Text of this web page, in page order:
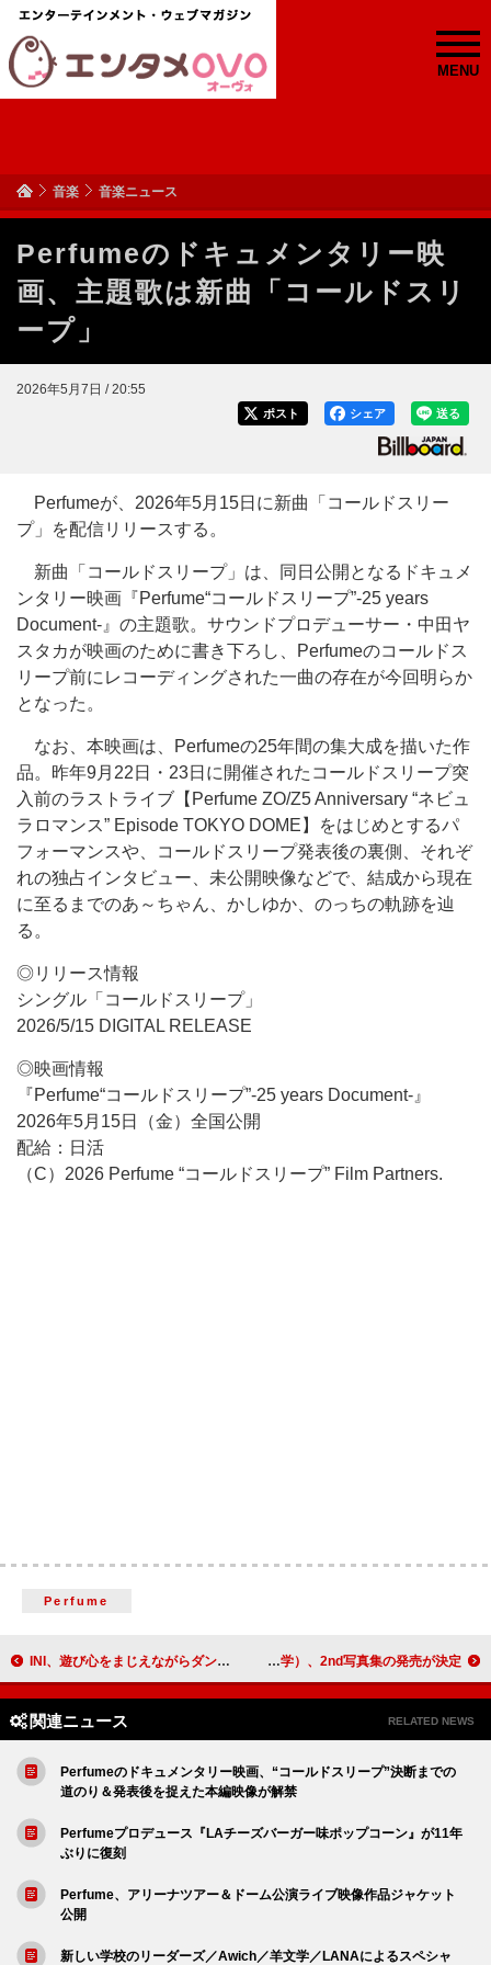
MENU
音楽 音楽ニュース
Perfumeのドキュメンタリー映
画、主題歌は新曲「コールドスリ
ープ」
2026年5月7日 / 20:55
送る
シェア
ポスト
Perfumeが、2026年5月15日に新曲「コールドスリー
プ」を配信リリースする。
新曲「コールドスリープ」は、同日公開となるドキュメ
ンタリー映画『Perfume“コールドスリープ”-25 years
Document-』の主題歌。サウンドプロデューサー・中田ヤ
スタカが映画のために書き下ろし、Perfumeのコールドス
リープ前にレコーディングされた一曲の存在が今回明らか
となった。
なお、本映画は、Perfumeの25年間の集大成を描いた作
品。昨年9月22日・23日に開催されたコールドスリープ突
入前のラストライブ【Perfume ZO/Z5 Anniversary “ネビュ
ラロマンス” Episode TOKYO DOME】をはじめとするパ
フォーマンスや、コールドスリープ発表後の裏側、それぞ
れの独占インタビュー、未公開映像などで、結成から現在
に至るまでのあ～ちゃん、かしゆか、のっちの軌跡を辿
る。
◎リリース情報
シングル「コールドスリープ」
2026/5/15 DIGITAL RELEASE
◎映画情報
『Perfume“コールドスリープ”-25 years Document-』
2026年5月15日（金）全国公開
配給：日活
（C）2026 Perfume “コールドスリープ” Film Partners.
Perfume
INI、遊び心をまじえながらダンスを楽しむ「DUM」パフォーマンス映像を公開 真山りか（私立恵比寿中学）、2nd写真集の発売が決定
関連ニュース RELATED NEWS
Perfumeのドキュメンタリー映画、“コールドスリープ”決断までの
道のり＆発表後を捉えた本編映像が解禁
Perfumeプロデュース『LAチーズバーガー味ポップコーン』が11年
ぶりに復刻
Perfume、アリーナツアー＆ドーム公演ライブ映像作品ジャケット
公開
新しい学校のリーダーズ／Awich／羊文学／LANAによるスペシャ